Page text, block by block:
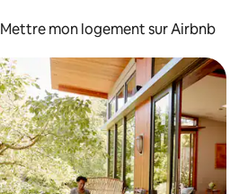
Mettre mon logement sur Airbnb